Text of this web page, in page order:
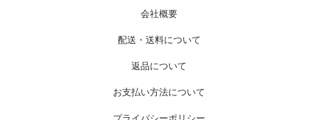
会社概要
配送・送料について
返品について
お支払い方法について